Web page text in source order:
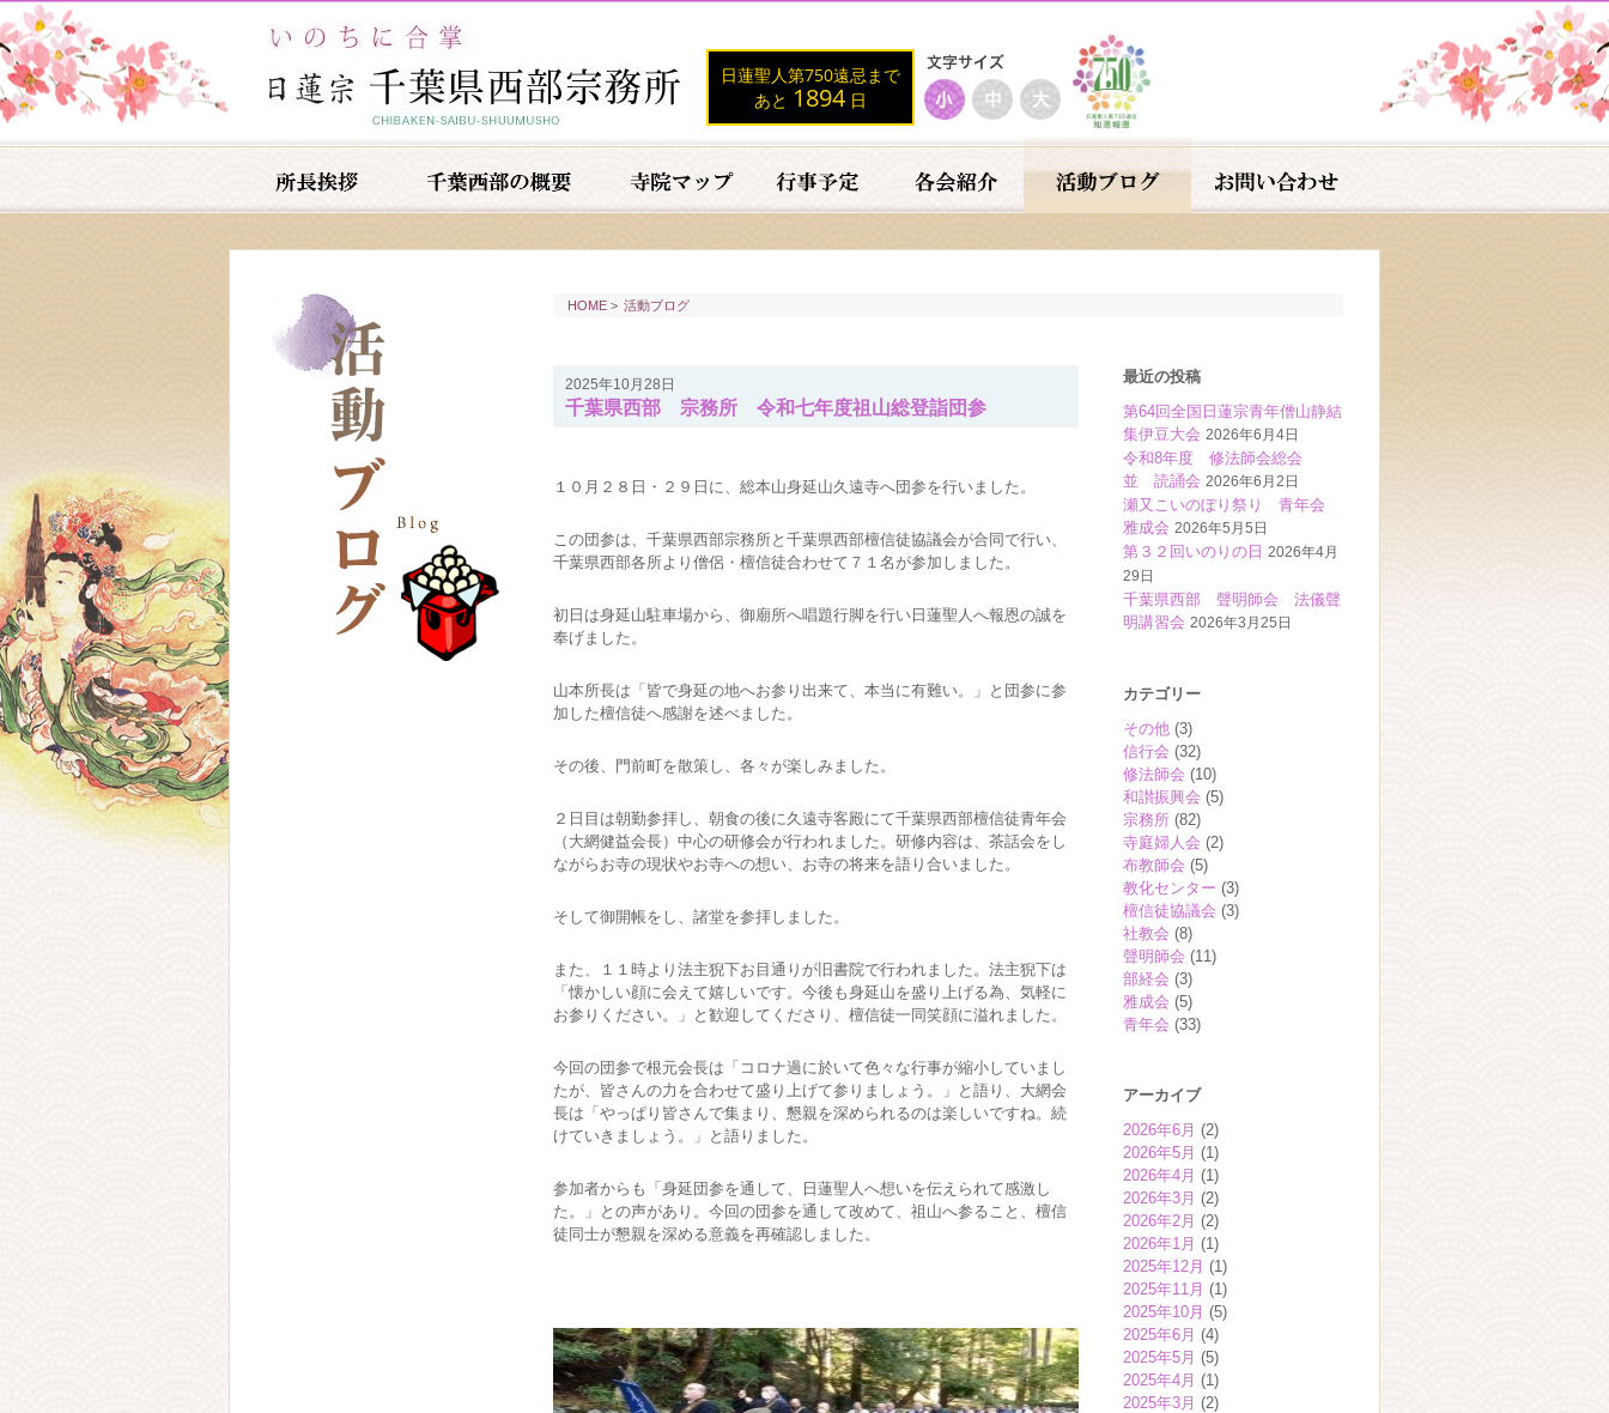
日蓮聖人第750遠忌まで
あと 1894 日
HOME > 活動ブログ
最近の投稿
第64回全国日蓮宗青年僧山静結
集伊豆大会 2026年6月4日
令和8年度 修法師会総会
並 読誦会 2026年6月2日
瀬又こいのぼり祭り 青年会
雅成会 2026年5月5日
第３２回いのりの日 2026年4月
29日
千葉県西部 聲明師会 法儀聲
明講習会 2026年3月25日
カテゴリー
その他 (3)
信行会 (32)
修法師会 (10)
和讃振興会 (5)
宗務所 (82)
寺庭婦人会 (2)
布教師会 (5)
教化センター (3)
檀信徒協議会 (3)
社教会 (8)
聲明師会 (11)
部経会 (3)
雅成会 (5)
青年会 (33)
アーカイブ
2026年6月 (2)
2026年5月 (1)
2026年4月 (1)
2026年3月 (2)
2026年2月 (2)
2026年1月 (1)
2025年12月 (1)
2025年11月 (1)
2025年10月 (5)
2025年6月 (4)
2025年5月 (5)
2025年4月 (1)
2025年3月 (2)
2025年10月28日
千葉県西部 宗務所 令和七年度祖山総登詣団参
１０月２８日・２９日に、総本山身延山久遠寺へ団参を行いました。
この団参は、千葉県西部宗務所と千葉県西部檀信徒協議会が合同で行い、
千葉県西部各所より僧侶・檀信徒合わせて７１名が参加しました。
初日は身延山駐車場から、御廟所へ唱題行脚を行い日蓮聖人へ報恩の誠を
奉げました。
山本所長は「皆で身延の地へお参り出来て、本当に有難い。」と団参に参
加した檀信徒へ感謝を述べました。
その後、門前町を散策し、各々が楽しみました。
２日目は朝勤参拝し、朝食の後に久遠寺客殿にて千葉県西部檀信徒青年会
（大網健益会長）中心の研修会が行われました。研修内容は、茶話会をし
ながらお寺の現状やお寺への想い、お寺の将来を語り合いました。
そして御開帳をし、諸堂を参拝しました。
また、１１時より法主猊下お目通りが旧書院で行われました。法主猊下は
「懐かしい顔に会えて嬉しいです。今後も身延山を盛り上げる為、気軽に
お参りください。」と歓迎してくださり、檀信徒一同笑顔に溢れました。
今回の団参で根元会長は「コロナ過に於いて色々な行事が縮小していまし
たが、皆さんの力を合わせて盛り上げて参りましょう。」と語り、大網会
長は「やっぱり皆さんで集まり、懇親を深められるのは楽しいですね。続
けていきましょう。」と語りました。
参加者からも「身延団参を通して、日蓮聖人へ想いを伝えられて感激し
た。」との声があり。今回の団参を通して改めて、祖山へ参ること、檀信
徒同士が懇親を深める意義を再確認しました。